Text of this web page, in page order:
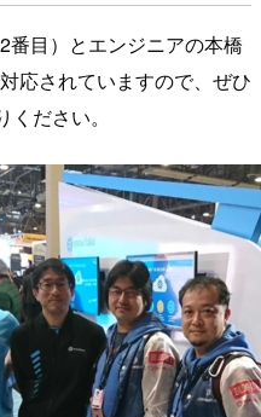
番目）とエンジニアの本橋
応されていますので、ぜひ
ださい。